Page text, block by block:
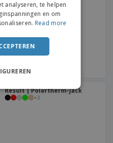
Result | Polartherm-jack
+3
PORTUGUESE
SPANISH
ITALIAN
analyseren, te helpen
en om
Read more